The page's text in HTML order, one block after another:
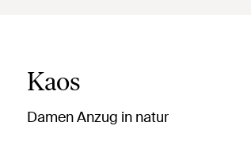
Kaos
Damen Anzug in natur